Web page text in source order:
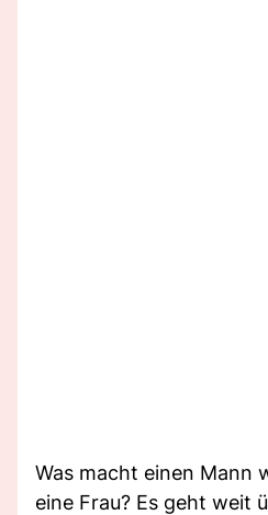
Was macht einen Mann
eine Frau? Es geht weit